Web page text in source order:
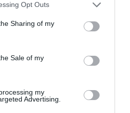
Opt Outs
Sharing of my
Sale of my
my
Advertising.
Eugenio
fútbol?